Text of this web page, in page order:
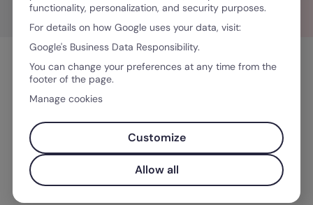
functionality, personalization, and security purposes.
For details on how Google uses your data, visit:
Google's Business Data Responsibility.
You can change your preferences at any time from the
footer of the page.
Manage cookies
Customize
Allow all